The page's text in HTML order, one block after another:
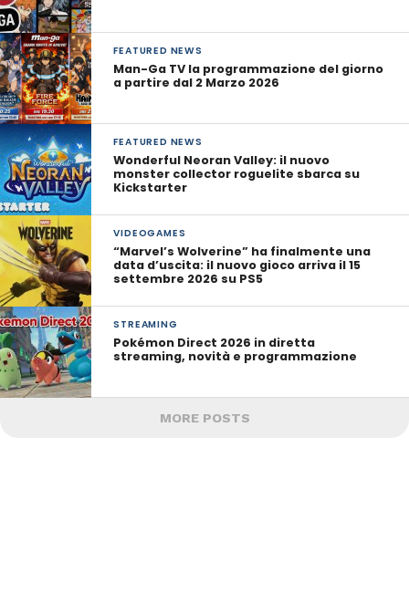
FEATURED NEWS
Man-Ga TV la programmazione del giorno
a partire dal 2 Marzo 2026
FEATURED NEWS
Wonderful Neoran Valley: il nuovo
monster collector roguelite sbarca su
Kickstarter
VIDEOGAMES
“Marvel’s Wolverine” ha finalmente una
data d’uscita: il nuovo gioco arriva il 15
settembre 2026 su PS5
STREAMING
Pokémon Direct 2026 in diretta
streaming, novità e programmazione
MORE POSTS